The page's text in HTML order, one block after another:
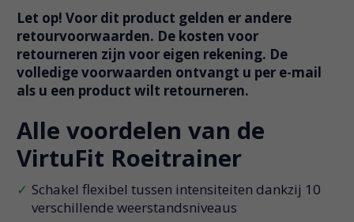
Let op! Voor dit product gelden er andere
retourvoorwaarden. De kosten voor
retourneren zijn voor eigen rekening. De
volledige voorwaarden ontvangt u per e-mail
als u een product wilt retourneren.
Alle voordelen van de
VirtuFit Roeitrainer
Schakel flexibel tussen intensiteiten dankzij 10
verschillende weerstandsniveaus